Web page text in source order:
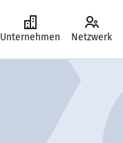
Unternehmen Netzwerk